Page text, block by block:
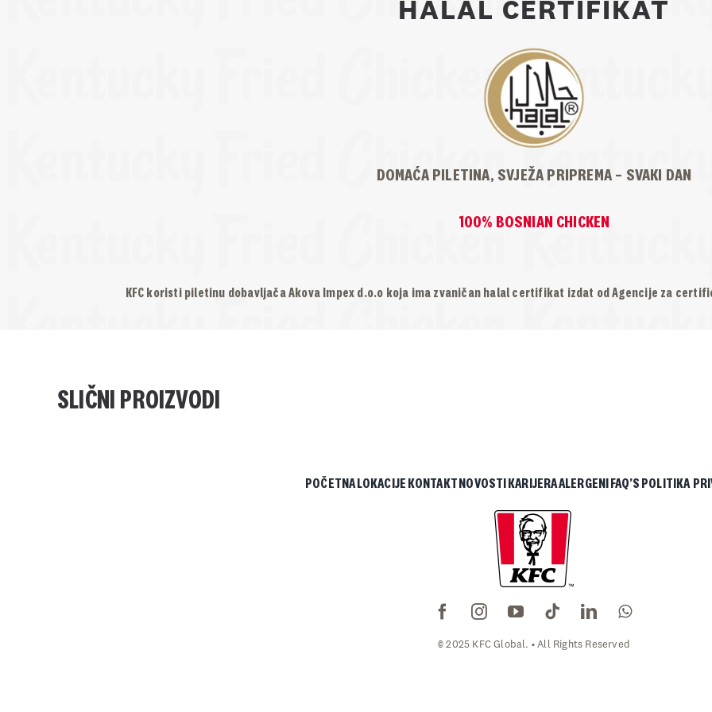
HALAL CERTIFIKAT
DOMAĆA PILETINA, SVJEŽA PRIPREMA – SVAKI DAN
100% BOSNIAN CHICKEN
KFC koristi piletinu dobavljača Akova Impex d.o.o koja ima zvaničan halal certifikat izdat od Agencije za
SLIČNI PROIZVODI
POČETNA LOKACIJE KONTAKT NOVOSTI KARIJERAALERGENI FAQ’S POLITIKA
© 2025 KFC Global. • All Rights Reserved